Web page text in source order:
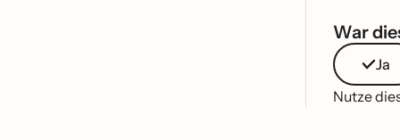
War
Ja
Nutze